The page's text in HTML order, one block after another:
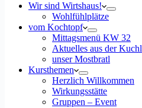
Wir sind Wirtshaus!
Wohlfühlplätze
vom Kochtopf
Mittagsmenü KW 32
Aktuelles aus der Kuchl
unser Mostbratl
Kursthemen
Herzlich Willkommen
Wirkungsstätte
Gruppen – Event